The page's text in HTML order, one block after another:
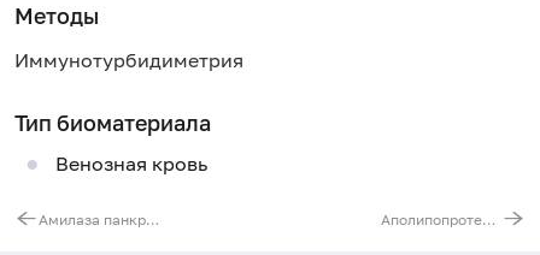
Методы
Иммунотурбидиметрия
Тип биоматериала
Венозная кровь
Амилаза панкреатическая Аполипопротеин B